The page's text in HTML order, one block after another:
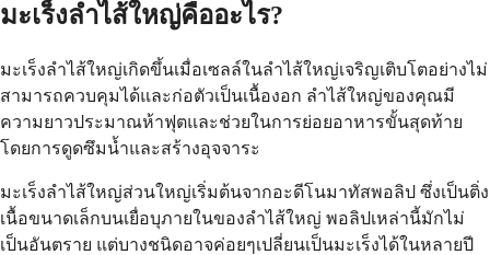
มะเร็งลำไส้ใหญ่คืออะไร?
มะเร็งลำไส้ใหญ่เกิดขึ้นเมื่อเซลล์ในลำไส้ใหญ่เจริญเติบโตอย่างไม่
สามารถควบคุมได้และก่อตัวเป็นเนื้องอก ลำไส้ใหญ่ของคุณมี
ความยาวประมาณห้าฟุตและช่วยในการย่อยอาหารขั้นสุดท้าย
โดยการดูดซึมน้ำและสร้างอุจจาระ
มะเร็งลำไส้ใหญ่ส่วนใหญ่เริ่มต้นจากอะดีโนมาทัสพอลิป ซึ่งเป็นติ่ง
เนื้อขนาดเล็กบนเยื่อบุภายในของลำไส้ใหญ่ พอลิปเหล่านี้มักไม่
เป็นอันตราย แต่บางชนิดอาจค่อยๆเปลี่ยนเป็นมะเร็งได้ในหลายปี